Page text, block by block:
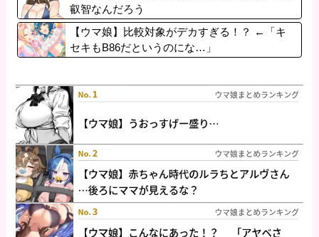
叡智なんだろう
【ウマ娘】比較対象がデカすぎる！？ ←「キ
セキもB86だというのにな…」